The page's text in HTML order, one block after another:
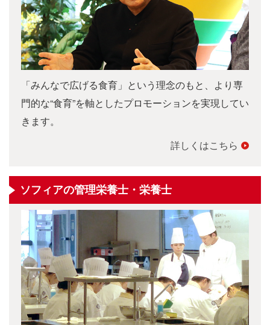
「みんなで広げる食育」という理念のもと、より専
門的な“食育”を軸としたプロモーションを実現してい
きます。
詳しくはこちら
ソフィアの管理栄養士・栄養士